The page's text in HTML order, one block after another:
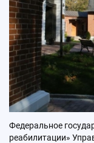
Федеральное
реабилитации»